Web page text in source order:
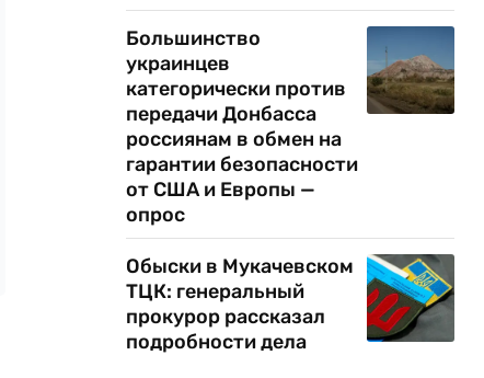
Большинство
украинцев
категорически против
передачи Донбасса
россиянам в обмен на
гарантии безопасности
от США и Европы —
опрос
Обыски в Мукачевском
ТЦК: генеральный
прокурор рассказал
подробности дела